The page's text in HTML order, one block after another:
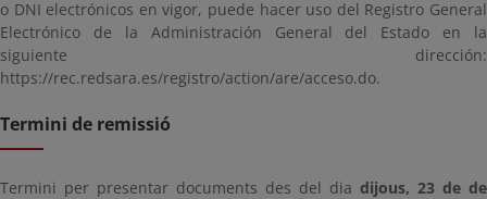
o DNI electrónicos en vigor, puede hacer uso del Registro General
Electrónico de la Administración General del Estado en la
siguiente dirección:
https://rec.redsara.es/registro/action/are/acceso.do.
Termini de remissió
Termini per presentar documents des del dia dijous, 23 de de